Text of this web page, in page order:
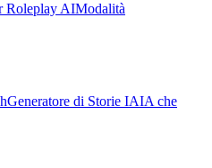
Roleplay AIModalità
Generatore di Storie IAIA che